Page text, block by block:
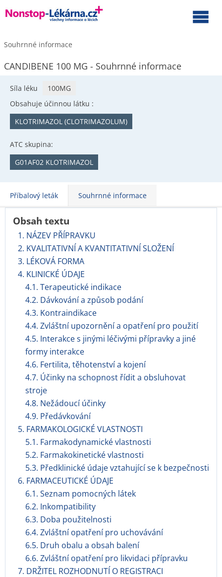
Souhrnné informace
CANDIBENE 100 MG - Souhrnné informace
Síla léku
100MG
Obsahuje účinnou látku :
KLOTRIMAZOL (CLOTRIMAZOLUM)
ATC skupina:
G01AF02 KLOTRIMAZOL
Příbalový leták Souhrnné informace
Obsah textu
1. NÁZEV PŘÍPRAVKU
2. KVALITATIVNÍ A KVANTITATIVNÍ SLOŽENÍ
3. LÉKOVÁ FORMA
4. KLINICKÉ ÚDAJE
4.1. Terapeutické indikace
4.2. Dávkování a způsob podání
4.3. Kontraindikace
4.4. Zvláštní upozornění a opatření pro použití
4.5. Interakce s jinými léčivými přípravky a jiné
formy interakce
4.6. Fertilita, těhotenství a kojení
4.7. Účinky na schopnost řídit a obsluhovat
stroje
4.8. Nežádoucí účinky
4.9. Předávkování
5. FARMAKOLOGICKÉ VLASTNOSTI
5.1. Farmakodynamické vlastnosti
5.2. Farmakokinetické vlastnosti
5.3. Předklinické údaje vztahující se k bezpečnosti
6. FARMACEUTICKÉ ÚDAJE
6.1. Seznam pomocných látek
6.2. Inkompatibility
6.3. Doba použitelnosti
6.4. Zvláštní opatření pro uchovávání
6.5. Druh obalu a obsah balení
6.6. Zvláštní opatření pro likvidaci přípravku
7. DRŽITEL ROZHODNUTÍ O REGISTRACI